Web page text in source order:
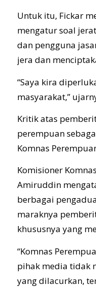
Untuk itu, Fickar
mengatur soal
dan pengguna
jera dan
“Saya kira
masyarakat,”
Kritik atas
perempuan
Komnas
Komisioner
Amiruddin
berbagai
maraknya
khususnya yang
“Komnas
pihak media tidak
yang dilacurkan,